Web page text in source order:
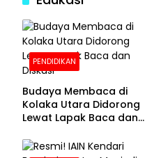
PENDIDIKAN
Budaya Membaca di
Kolaka Utara Didorong
Lewat Lapak Baca dan